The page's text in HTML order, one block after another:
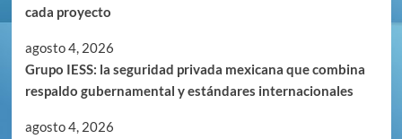
cada proyecto
agosto 4, 2026
Grupo IESS: la seguridad privada mexicana que combina
respaldo gubernamental y estándares internacionales
agosto 4, 2026